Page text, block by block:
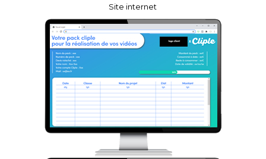
Site internet